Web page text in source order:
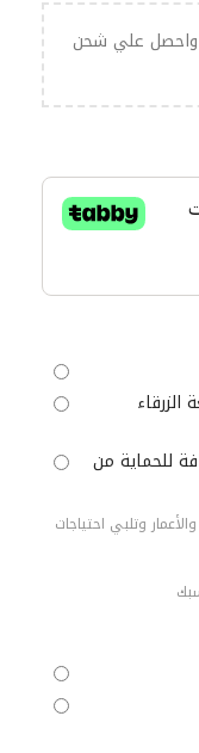
علي شحن
للحماية من
وتلبي احتياجات